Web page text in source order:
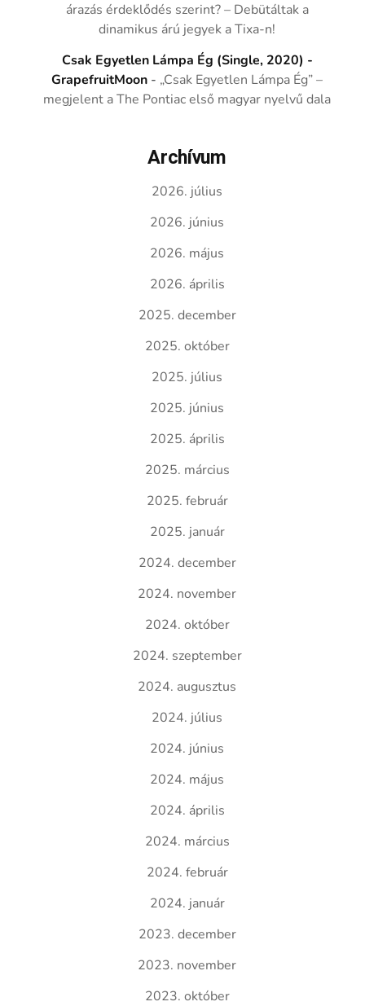
árazás érdeklődés szerint? – Debütáltak a
dinamikus árú jegyek a Tixa-n!
Csak Egyetlen Lámpa Ég (Single, 2020) -
GrapefruitMoon - „Csak Egyetlen Lámpa Ég” –
megjelent a The Pontiac első magyar nyelvű dala
Archívum
2026. július
2026. június
2026. május
2026. április
2025. december
2025. október
2025. július
2025. június
2025. április
2025. március
2025. február
2025. január
2024. december
2024. november
2024. október
2024. szeptember
2024. augusztus
2024. július
2024. június
2024. május
2024. április
2024. március
2024. február
2024. január
2023. december
2023. november
2023. október